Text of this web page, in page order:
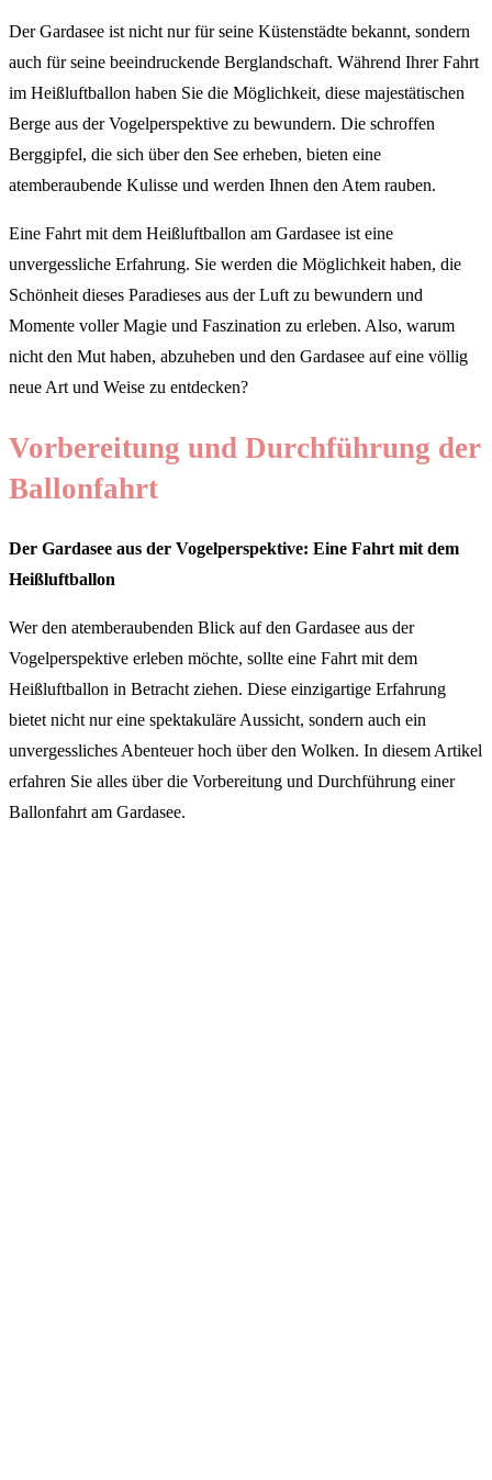
Der Gardasee ist nicht nur für seine Küstenstädte bekannt, sondern
auch für seine beeindruckende Berglandschaft. Während Ihrer Fahrt
im Heißluftballon haben Sie die Möglichkeit, diese majestätischen
Berge aus der Vogelperspektive zu bewundern. Die schroffen
Berggipfel, die sich über den See erheben, bieten eine
atemberaubende Kulisse und werden Ihnen den Atem rauben.
Eine Fahrt mit dem Heißluftballon am Gardasee ist eine
unvergessliche Erfahrung. Sie werden die Möglichkeit haben, die
Schönheit dieses Paradieses aus der Luft zu bewundern und
Momente voller Magie und Faszination zu erleben. Also, warum
nicht den Mut haben, abzuheben und den Gardasee auf eine völlig
neue Art und Weise zu entdecken?
Vorbereitung und Durchführung der
Ballonfahrt
Der Gardasee aus der Vogelperspektive: Eine Fahrt mit dem
Heißluftballon
Wer den atemberaubenden Blick auf den Gardasee aus der
Vogelperspektive erleben möchte, sollte eine Fahrt mit dem
Heißluftballon in Betracht ziehen. Diese einzigartige Erfahrung
bietet nicht nur eine spektakuläre Aussicht, sondern auch ein
unvergessliches Abenteuer hoch über den Wolken. In diesem Artikel
erfahren Sie alles über die Vorbereitung und Durchführung einer
Ballonfahrt am Gardasee.